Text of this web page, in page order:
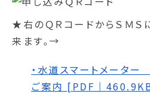
★右のＱＲコードからＳＭＳ
来ます。→
・水道スマートメータ
ご案内 [PDF｜